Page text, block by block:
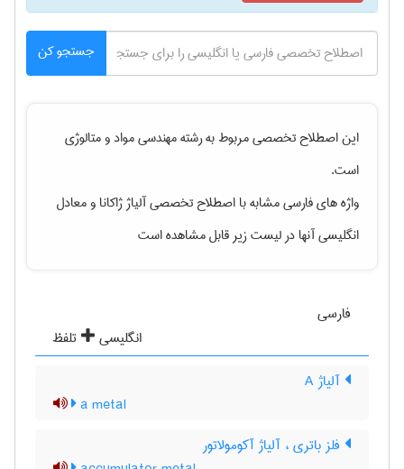
جستجو کن
این اصطلاح تخصصی مربوط به رشتهمهندسی مواد و متالوژی
است.
واژه های فارسی مشابه با اصطلاح تخصصیآلیاژ ژاکاناو معادل
انگلیسی آنها در لیست زیر قابل مشاهده است
فارسی
انگلیسی
تلفظ
آلیاژ A
a metal
فلز باتری ، آلیاژ آکومولاتور